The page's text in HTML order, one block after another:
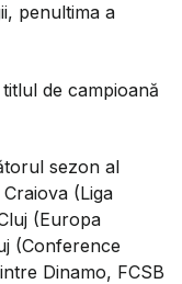
penultima a
de campioană
sezon al
(Liga
(Europa
(Conference
Dinamo, FCSB